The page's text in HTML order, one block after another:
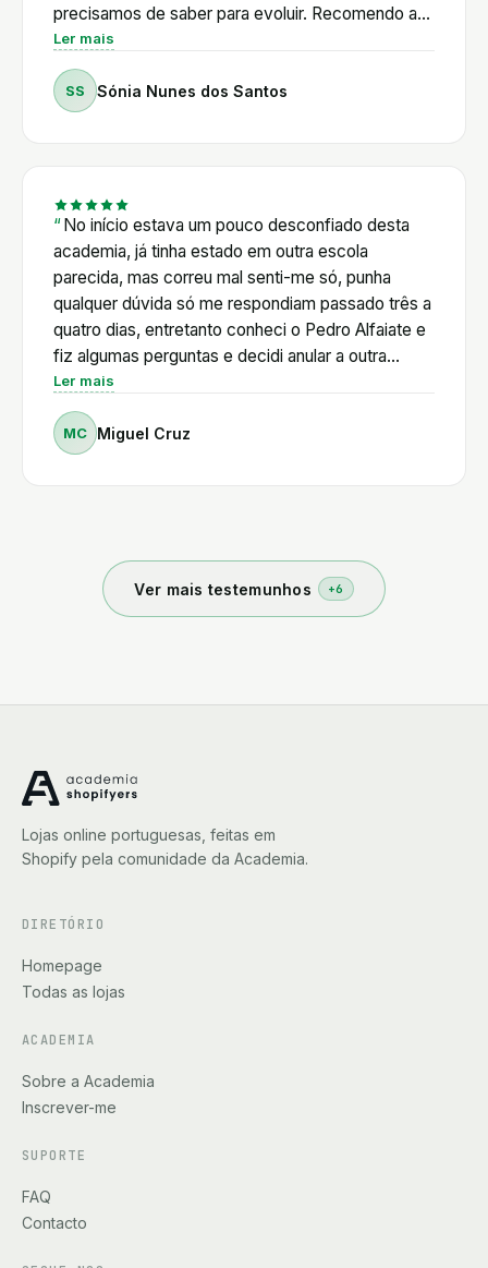
responder. Está sempre disponível para orientar,
esclarecer e acompanhar, independentemente do
nível de experiência de cada um. O que mais
valorizo é que não ensina apenas a construir lojas
Shopify. Ensina a pensar, a resolver problemas e a
verdadeira entreajuda e um acompanhamento
constante.
precisamos de saber para evoluir. Recomendo a
100%!
Ler mais
SS Sónia Nunes dos Santos
No início estava um pouco desconfiado desta
academia, já tinha estado em outra escola
parecida, mas correu mal senti-me só, punha
qualquer dúvida só me respondiam passado três a
quatro dias, entretanto conheci o Pedro Alfaiate e
fiz algumas perguntas e decidi anular a outra
escola vi a primeira aula online e decidi logo entrar
para a academia, iremos o Pedro Alfaiate ir
responde a tudo e explica ponto a ponto, tirando
os alunos que estão sempre prontos a ajudar, se é
Ler mais
MC Miguel Cruz
Ver mais testemunhos +6
Lojas online portuguesas, feitas em
Shopify pela comunidade da Academia.
DIRETÓRIO
Homepage
Todas as lojas
ACADEMIA
Sobre a Academia
Inscrever-me
SUPORTE
FAQ
Contacto